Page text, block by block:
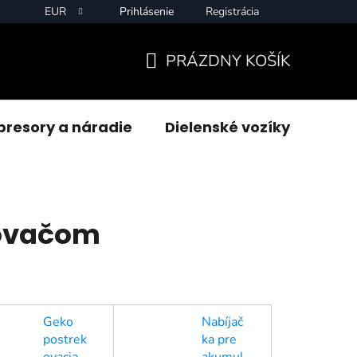
EUR Prihlásenie Registrácia
KOŠÍK
PRÁZDNY KOŠÍK
a náradie Dielenské vozíky
Geko
postrek
Nabíjač
ka pre